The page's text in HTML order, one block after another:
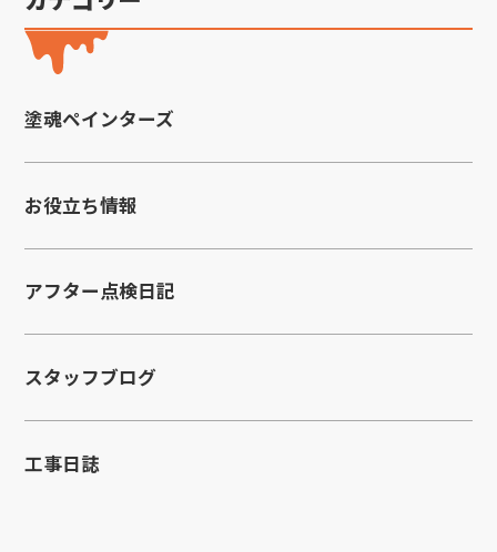
塗魂ペインターズ
お役立ち情報
アフター点検日記
スタッフブログ
工事日誌